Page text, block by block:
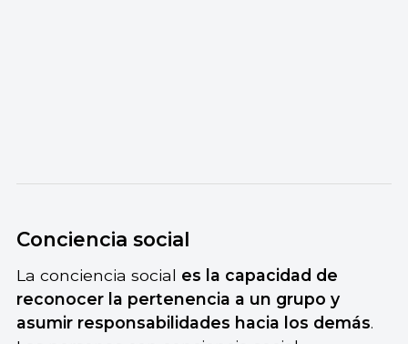
Conciencia social
La conciencia social es la capacidad de
reconocer la pertenencia a un grupo y
asumir responsabilidades hacia los demás.